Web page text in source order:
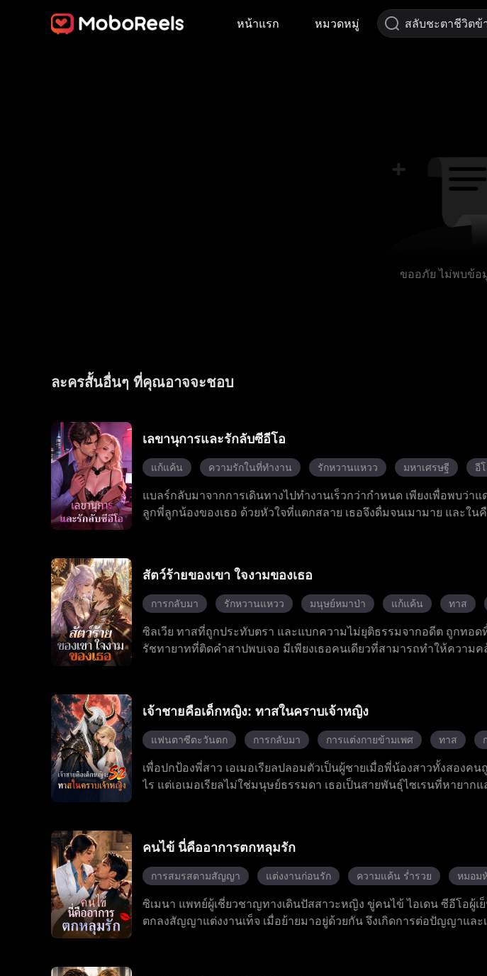
หน้าแรก หมวดหมู่
ขออภัย ไม่พบข้
ละครสั้นอื่นๆ ที่คุณอาจจะชอบ
เลขานุการและรักลับซีอีโอ
แก้แค้น ความรักในที่ทำงาน รักหวานแหวว มหาเศรษฐี อี
แบลร์กลับมาจากการเดินทางไปทำงานเร็วกว่ากำหนด เพียงเพื่อพบว่า
ลูกพี่ลูกน้องของเธอ ด้วยหัวใจที่แตกสลาย เธอจึงดื่มจนเมามาย และใ
เรื่องราววุ่นวายเหล่านี้ โรมันคอยอยู่เคียงข้างและสนับสนุนเธอเสมอ แล
ความโกหกทั้งหมด ด้วยการสนับสนุนจากพี่สาวสองคน และการปกป้อง
อดีตที่เป็นพิษ และในที่สุดโรมันก็คุกเข่าขอแต่งงานกับเธอ
สัตว์ร้ายของเขา ใจงามของเธอ
การกลับมา รักหวานแหวว มนุษย์หมาป่า แก้แค้น ทาส
ซิลเวีย ทาสที่ถูกประทับตรา และแบกความไม่ยุติธรรมจากอดีต ถูกทอ
รัชทายาทที่ติดคำสาปพบเจอ มีเพียงเธอคนเดียวที่สามารถทำให้ความค
แทรกซึมถึงใจกลางราชบัลลังก์
เจ้าชายคือเด็กหญิง: ทาสในคราบเจ้าหญิง
แฟนตาซีตะวันตก การกลับมา การแต่งกายข้ามเพศ ทาส
เพื่อปกป้องพี่สาว เอเมอเรียลปลอมตัวเป็นผู้ชายเมื่อพี่น้องสาวทั้งสองค
ไร แต่เอเมอเรียลไม่ใช่มนุษย์ธรรมดา เธอเป็นสายพันธุ์ไซเรนที่หายาก
หมกมุ่นอยู่กับพี่สาวของเธออย่างมาก เอเมอเรียลต้องดิ้นรนอย่างยากล
และพยายามปกปิดตัวตนที่แท้จริงของตัวเอง ไม่มีผู้ใดคาดเดาได้ว่า ใน
ได้สำเร็จ
คนไข้ นี่คืออาการตกหลุมรัก
การสมรสตามสัญญา แต่งงานก่อนรัก ความแค้น ร่ำรวย หมอม
ซิเมนา แพทย์ผู้เชี่ยวชาญทางเดินปัสสาวะหญิง ขู่คนไข้ ไอเดน ซีอีโอผู้เ
ตกลงสัญญาแต่งงานเท็จ เมื่อย้ายมาอยู่ด้วยกัน จึงเกิดการต่อปัญญาแล